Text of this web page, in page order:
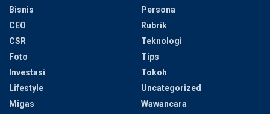
Bisnis
CEO
CSR
Foto
Investasi
Lifestyle
Migas
Persona
Rubrik
Teknologi
Tips
Tokoh
Uncategorized
Wawancara